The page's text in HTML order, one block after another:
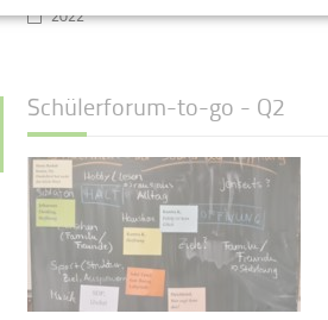
2022
Schülerforum-to-go - Q2